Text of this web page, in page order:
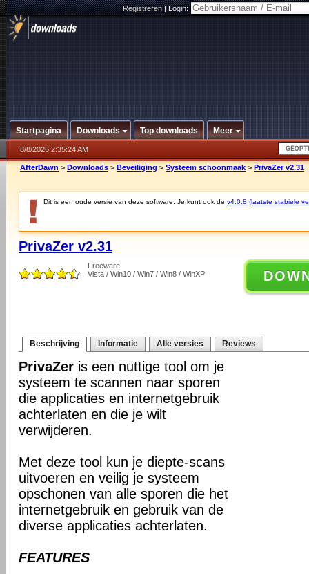
Registreren|Login:
Startpagina Downloads Top downloads Meer
8/8/2026 2:35:24 AM
AfterDawn > Downloads > Beveiliging > Systeem schoonmaak > PrivaZer v2.31
Dit is een oude versie van deze software. Je kunt ook de v4.0.8 (laatste stabiele
PrivaZer v2.31
Freeware
Vista / Win10 / Win7 / Win8 / WinXP
Beschrijving Informatie Alle versies Reviews
PrivaZer is een nuttige tool om je
systeem te scannen naar sporen
die applicaties en internetgebruik
achterlaten en die je wilt
verwijderen.
Met deze tool kun je diepte-scans
uitvoeren en veilig je systeem
opschonen van alle sporen die het
internetgebruik en gebruik van de
diverse applicaties achterlaten.
FEATURES